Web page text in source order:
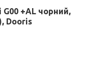
G00 +AL чорний,
Dooris